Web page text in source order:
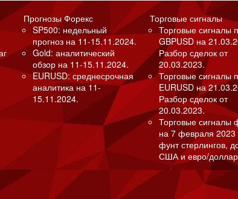
Прогнозы Форекс
SP500: недельный
прогноз на 11-15.11.2024.
Gold: аналитический
обзор на 11-15.11.2024.
EURUSD: среднесрочная
аналитика на 11-
15.11.2024.
Торговые сигналы
Торговые сигналы
GBPUSD на
Разбор сделок от
20.03.2023.
Торговые сигналы
EURUSD на
Разбор сделок от
20.03.2023.
Торговые сигналы
на 7 февраля 2023
фунт стерлингов,
США и евро/